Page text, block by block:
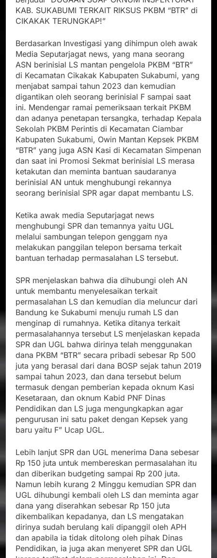
KAB. SUKABUMI TERKAIT RIKSUS PKBM “BTR” di
CIKAKAK TERUNGKAP!”
Berdasarkan Investigasi yang dihimpun oleh awak
Media Seputarjagat news, yang mana seorang
ASN berinisial LS mantan pengelola PKBM “BTR”
di Kecamatan Cikakak Kabupaten Sukabumi, yang
menjabat sampai tahun 2023 dan kemudian
digantikan oleh seorang berinisial F sampai saat
ini. Mendengar ramai pemeriksaan terkait PKBM
dan adanya penetapan tersangka, terhadap Kepala
Sekolah PKBM Perintis di Kecamatan Ciambar
Kabupaten Sukabumi, Owin Mantan Kepsek PKBM
“BTR” yang juga ASN Kasi di Kecamatan Simpenan
dan saat ini Promosi Sekmat berinisial LS merasa
ketakutan dan meminta bantuan saudaranya
berinisial AN untuk menghubungi rekannya
seorang berinisial SPR agar dapat membantu LS.
Ketika awak media Seputarjagat news
menghubungi SPR dan temannya yaitu UGL
melalui sambungan telepon genggam nya
melakukan panggilan telepon bersama terkait
bantuan terhadap permasalahan LS tersebut.
SPR menjelaskan bahwa dia dihubungi oleh AN
untuk membantu menyelesaikan terkait
permasalahan LS dan kemudian dia meluncur dari
Bandung ke Sukabumi menuju rumah LS dan
menginap di rumahnya. Ketika ditanya terkait
permasalahannya tersebut LS menjelaskan kepada
SPR dan UGL bahwa dirinya telah menggunakan
dana PKBM “BTR” secara pribadi sebesar Rp 500
juta yang berasal dari dana BOSP sejak tahun 2019
sampai tahun 2023, dan dana tersebut belum
termasuk dengan pemberian kepada oknum Kasi
Kesetaraan, dan oknum Kabid PNF Dinas
Pendidikan dan LS juga mengungkapkan agar
pengurusan ini satu paket dengan Kepsek yang
baru yaitu F” Ucap UGL.
Lebih lanjut SPR dan UGL menerima Dana sebesar
Rp 150 juta untuk membereskan permasalahan itu
dan diberikan budgeting sampai Rp 200 juta.
Namun lebih kurang 2 Minggu kemudian SPR dan
UGL dihubungi kembali oleh LS dan meminta agar
dana yang diserahkan sebesar Rp 150 juta
dikembalikan kepadanya, dan LS mengatakan
dirinya sudah berulang kali dipanggil oleh APH
dan apabila ia tidak ditolong oleh pihak Dinas
Pendidikan, ia juga akan menyeret SPR dan UGL